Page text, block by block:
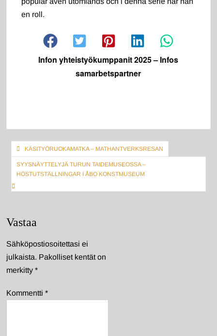
en roll.
Infon yhteistyökumppanit 2025 – Infos
samarbetspartner
Artikkelien
selaus
KÄSITYÖRUOKAMATKA – MATHANTVERKSRESAN
SYYSNÄYTTELYJÄ TURUN TAIDEMUSEOSSA –
HÖSTUTSTÄLLNINGAR I ÅBO KONSTMUSEUM
Vastaa
Sähköpostiosoitettasi ei
julkaista. Pakolliset kentät on
merkitty*
Kommentti*